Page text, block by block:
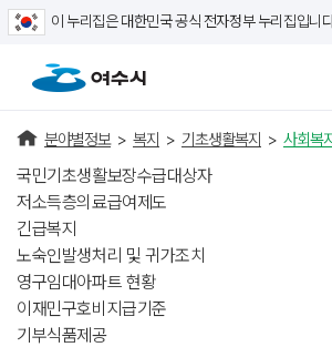
이 누리집은 대한민국 공식 전자정부 누리집입니
분야별정보 > 복지 > 기초생활복지 > 사회복
국민기초생활보장수급대상자
저소득층의료급여제도
긴급복지
노숙인발생처리 및 귀가조치
영구임대아파트 현황
이재민구호비지급기준
기부식품제공